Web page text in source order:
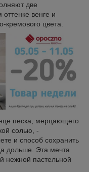
две
венге и
кремового цвета.
песка, мерцающего
солью, -
и способ сохранить
дольше. Эта мечта
нежной пастельной